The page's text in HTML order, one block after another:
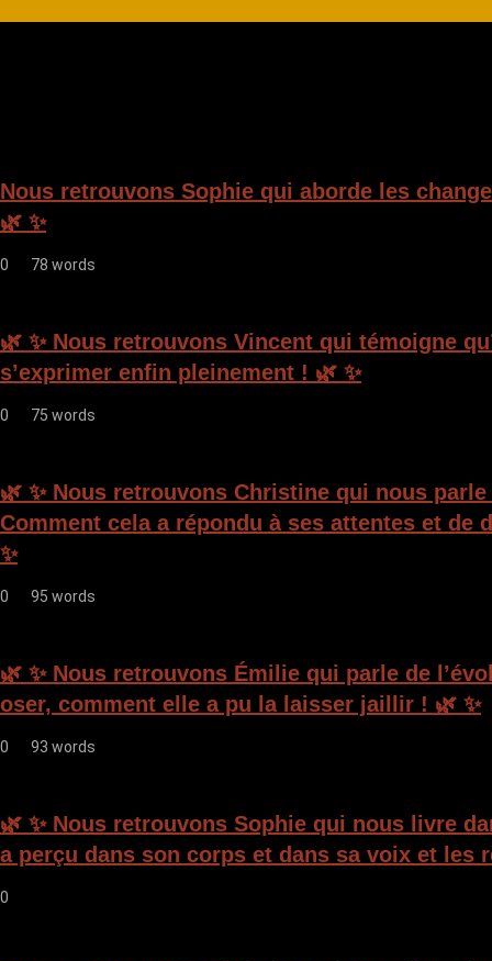
i
o
n
l
t
i
Nous retrouvons Sophie qui aborde les
🌿 ✨
0 78 words
🌿 ✨ Nous retrouvons Vincent qui témoigne
s’exprimer enfin pleinement ! 🌿 ✨
0 75 words
🌿 ✨ Nous retrouvons Christine qui nous
Comment cela a répondu à ses attentes et
✨
0 95 words
🌿 ✨ Nous retrouvons Émilie qui parle de
oser, comment elle a pu la laisser jaillir ! 🌿 ✨
0 93 words
🌿 ✨ Nous retrouvons Sophie qui nous livre
a perçu dans son corps et dans sa voix et les
0